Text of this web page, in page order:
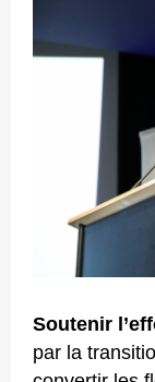
Crédit photo
Soutenir
par la